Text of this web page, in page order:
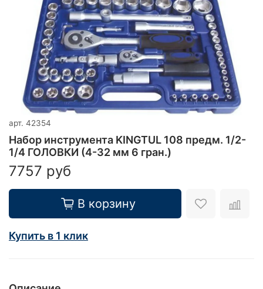
арт. 42354
Набор инструмента KINGTUL 108 предм. 1/2-
1/4 ГОЛОВКИ (4-32 мм 6 гран.)
7757 руб
В корзину
Купить в 1 клик